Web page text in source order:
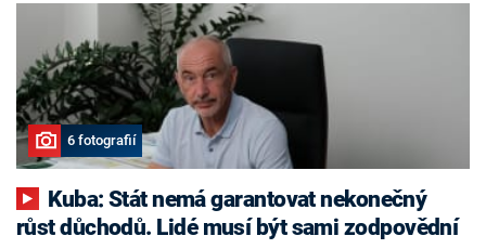
6 fotografií
růst důchodů. Lidé musí být sami zodpovědní